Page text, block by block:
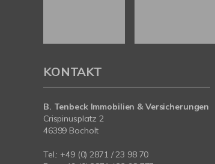
KONTAKT
B. Tenbeck Immobilien & Versicherungen
Crispinusplatz 2
46399 Bocholt
Tel.: +49 (0) 2871 / 23 98 70